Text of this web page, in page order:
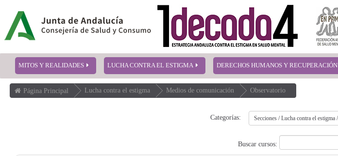
MITOS Y REALIDADES LUCHA CONTRA EL ESTIGMA DERECHOS HUMANOS Y RECUPERACIÓN
Página Principal Lucha contra el estigma Medios de comunicación Observatorio
Categorías:
Buscar cursos: